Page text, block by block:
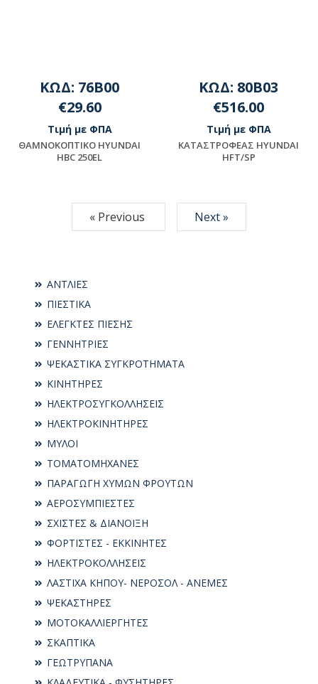
ΑΝΤΛΙΕΣ
ΠΙΕΣΤΙΚΑ
ΕΛΕΓΚΤΕΣ ΠΙΕΣΗΣ
ΓΕΝΝΗΤΡΙΕΣ
ΨΕΚΑΣΤΙΚΑ ΣΥΓΚΡΟΤΗΜΑΤΑ
ΚΙΝΗΤΗΡΕΣ
ΗΛΕΚΤΡΟΣΥΓKΟΛΛΗΣΕΙΣ
ΗΛΕΚΤΡΟΚΙΝΗΤΗΡΕΣ
ΜΥΛΟΙ
ΤΟΜΑΤΟΜΗΧΑΝΕΣ
ΠΑΡΑΓΩΓΗ ΧΥΜΩΝ ΦΡΟΥΤΩΝ
ΑΕΡΟΣΥΜΠΙΕΣΤΕΣ
ΣΧΙΣΤΕΣ & ΔΙΑΝΟΙΞΗ
ΦΟΡΤΙΣΤΕΣ - ΕΚΚΙΝΗΤΕΣ
ΗΛΕΚΤΡΟΚΟΛΛΗΣΕΙΣ
ΛΑΣΤΙΧΑ ΚΗΠΟΥ- ΝΕΡΟΣΟΛ - ΑΝΕΜΕΣ
ΨΕΚΑΣΤΗΡΕΣ
ΜΟΤΟΚΑΛΛΙΕΡΓΗΤΕΣ
ΣΚΑΠΤΙΚΑ
ΓΕΩΤΡΥΠΑΝΑ
ΚΩΔ: 76B00
€29.60
Τιμή με ΦΠΑ
ΘAMNOKOΠTIKO HYUNDAI
HBC 250EL
ΚΩΔ: 80B03
€516.00
Τιμή με ΦΠΑ
ΚΑΤΑΣΤΡΟΦΕΑΣ HYUNDAI
HFT/SP
« Previous Next »